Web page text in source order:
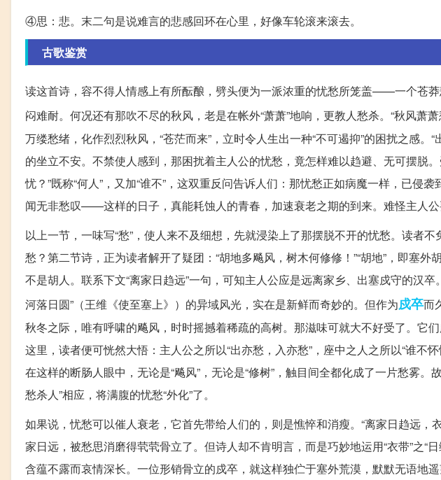
④思：悲。末二句是说难言的悲感回环在心里，好像车轮滚来滚去。
古歌鉴赏
读这首诗，容不得人情感上有所酝酿，劈头便为一派浓重的忧愁所笼盖——一个苍
闷难耐。何况还有那吹不尽的秋风，老是在帐外“萧萧”地响，更教人愁杀。“秋风萧
万缕愁绪，化作烈烈秋风，“苍茫而来”，立时令人生出一种“不可遏抑”的困扰之感。
的坐立不安。不禁使人感到，那困扰着主人公的忧愁，竟怎样难以趋避、无可摆脱
忧？”既称“何人”，又加“谁不”，这双重反问告诉人们：那忧愁正如病魔一样，已侵
闻无非愁叹——这样的日子，真能耗蚀人的青春，加速衰老之期的到来。难怪主人公
以上一节，一味写“愁”，使人来不及细想，先就浸染上了那摆脱不开的忧愁。读者
愁？第二节诗，正为读者解开了疑团：“胡地多飚风，树木何修修！”“胡地”，即塞外
不是胡人。联系下文“离家日趋远”一句，可知主人公应是远离家乡、出塞戍守的汉
河落日圆”（王维《使至塞上》）的异域风光，实在是新鲜而奇妙的。但作为戍卒而
秋冬之际，唯有呼啸的飚风，时时摇撼着稀疏的高树。那滋味可就大不好受了。它
这里，读者便可恍然大悟：主人公之所以“出亦愁，入亦愁”，座中之人之所以“谁不
在这样的断肠人眼中，无论是“飚风”，无论是“修树”，触目间全都化成了一片愁雾
愁杀人”相应，将满腹的忧愁“外化”了。
如果说，忧愁可以催人衰老，它首先带给人们的，则是憔悴和消瘦。“离家日趋远，
家日远，被愁思消磨得茕茕骨立了。但诗人却不肯明言，而是巧妙地运用“衣带”之“
含蕴不露而哀情深长。一位形销骨立的戍卒，就这样独伫于塞外荒漠，默默无语地